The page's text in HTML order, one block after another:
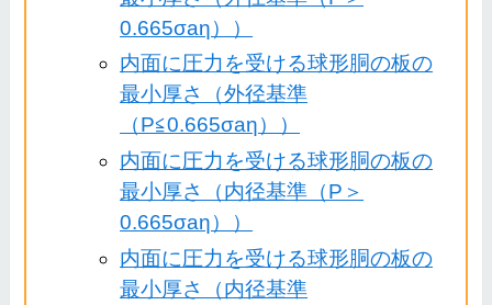
0.665σaη））
内面に圧力を受ける球形胴の板の
最小厚さ（外径基準
（P≦0.665σaη））
内面に圧力を受ける球形胴の板の
最小厚さ（内径基準（P＞
0.665σaη））
内面に圧力を受ける球形胴の板の
最小厚さ（内径基準